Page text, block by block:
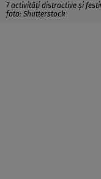
7 activități distractive și
foto: Shutterstock